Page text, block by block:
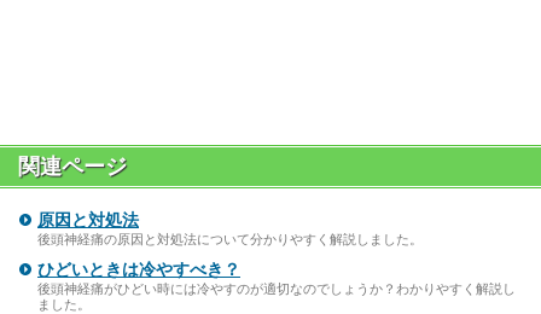
関連ページ
原因と対処法
後頭神経痛の原因と対処法について分かりやすく解説しました。
ひどいときは冷やすべき？
後頭神経痛がひどい時には冷やすのが適切なのでしょうか？わかりやすく解説し
ました。